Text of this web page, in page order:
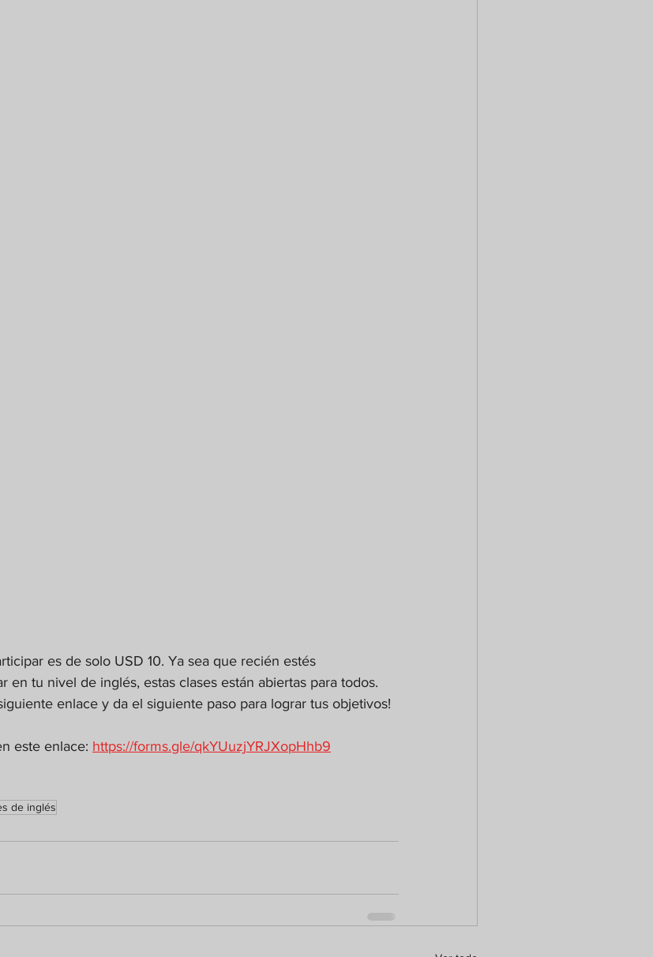
es de solo USD 10. Ya sea que recién estés
en tu nivel de inglés, estas clases están abiertas para todos.
enlace y da el siguiente paso para lograr tus objetivos!
este enlace: https://forms.gle/qkYUuzjYRJXopHhb9
de inglés